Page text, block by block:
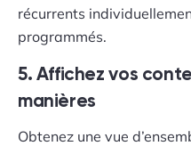
récurrents
programmés.
5. Affichez vos
manières
Obtenez une vue